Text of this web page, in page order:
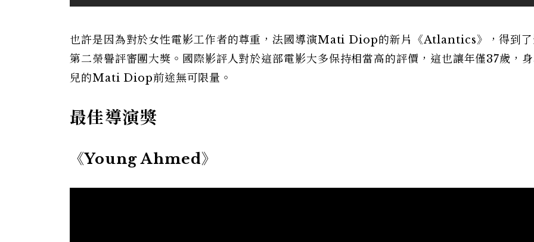
也許是因為對於女性電影工作者的尊重，法國導演Mati Diop的新片《Atlantics》，得到了
第二榮譽評審團大獎。國際影評人對於這部電影大多保持相當高的評價，這也讓年僅37歲，
兒的Mati Diop前途無可限量。
最佳導演獎
《Young Ahmed》